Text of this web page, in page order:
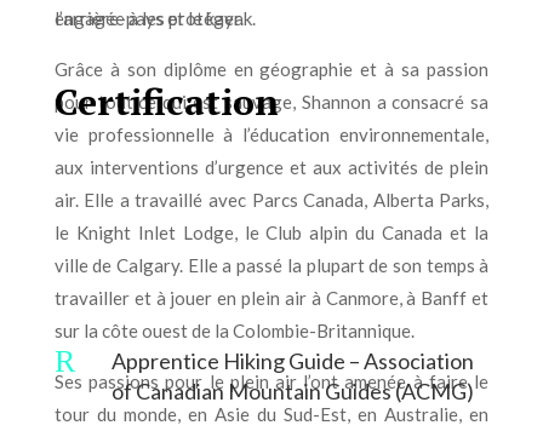
engagée à les protéger.
l’arrière-pays et le kayak.
Grâce à son diplôme en géographie et à sa passion
pour tout ce qui est sauvage, Shannon a consacré sa
vie professionnelle à l’éducation environnementale,
aux interventions d’urgence et aux activités de plein
air. Elle a travaillé avec Parcs Canada, Alberta Parks,
le Knight Inlet Lodge, le Club alpin du Canada et la
ville de Calgary. Elle a passé la plupart de son temps à
travailler et à jouer en plein air à Canmore, à Banff et
sur la côte ouest de la Colombie-Britannique.
Ses passions pour le plein air l’ont amenée à faire le
tour du monde, en Asie du Sud-Est, en Australie, en
Certification
R
Apprentice Hiking Guide – Association
of Canadian Mountain Guides (ACMG)